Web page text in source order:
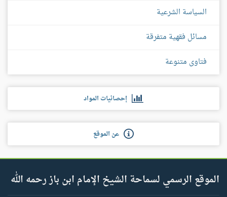
السياسة الشرعية
مسائل فقهية متفرقة
فتاوى متنوعة
إحصائيات المواد
عن الموقع
الموقع الرسمي لسماحة الشيخ الإمام ابن باز رحمه الله